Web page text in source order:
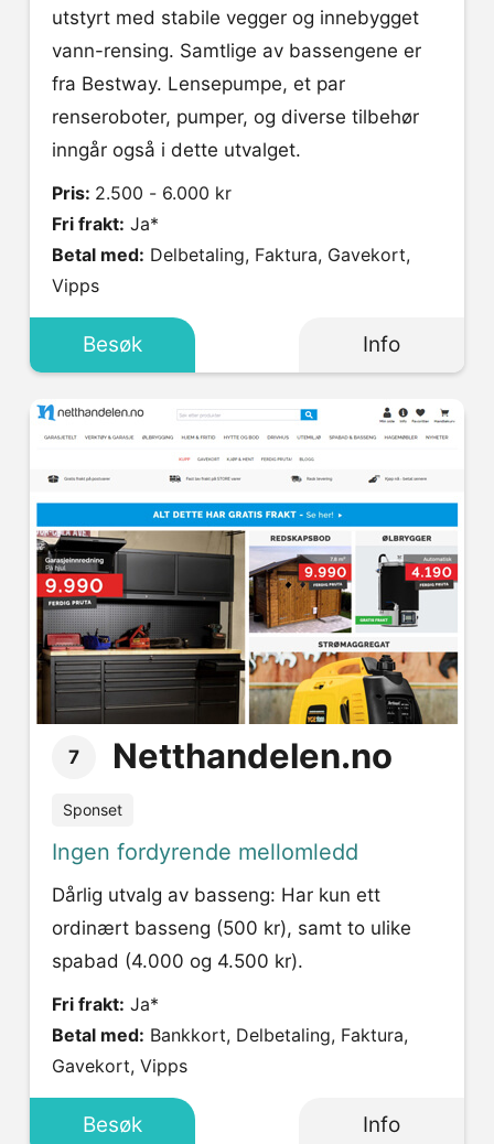
utstyrt med stabile vegger og innebygget
vann-rensing. Samtlige av bassengene er
fra Bestway. Lensepumpe, et par
renseroboter, pumper, og diverse tilbehør
inngår også i dette utvalget.
Pris: 2.500 - 6.000 kr
Fri frakt: Ja*
Betal med:
Vipps
Besøk Info
7 Netthandelen.no
Sponset
Ingen fordyrende mellomledd
Dårlig utvalg av basseng: Har kun ett
ordinært basseng (500 kr), samt to ulike
spabad (4.000 og 4.500 kr).
Fri frakt: Ja*
Betal med:
Gavekort, Vipps
Besøk Info